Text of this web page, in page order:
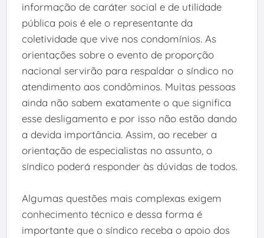
informação de caráter social e de utilidade
pública pois é ele o representante da
coletividade que vive nos condomínios. As
orientações sobre o evento de proporção
nacional servirão para respaldar o síndico no
atendimento aos condôminos. Muitas pessoas
ainda não sabem exatamente o que significa
esse desligamento e por isso não estão dando
a devida importância. Assim, ao receber a
orientação de especialistas no assunto, o
síndico poderá responder às dúvidas de todos.
Algumas questões mais complexas exigem
conhecimento técnico e dessa forma é
importante que o síndico receba o apoio dos